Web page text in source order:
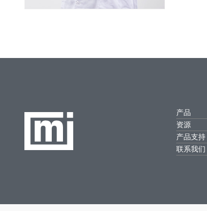
产品
资源
产品支持
联系我们